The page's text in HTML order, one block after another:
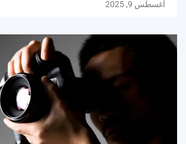
أغسطس 9, 2025